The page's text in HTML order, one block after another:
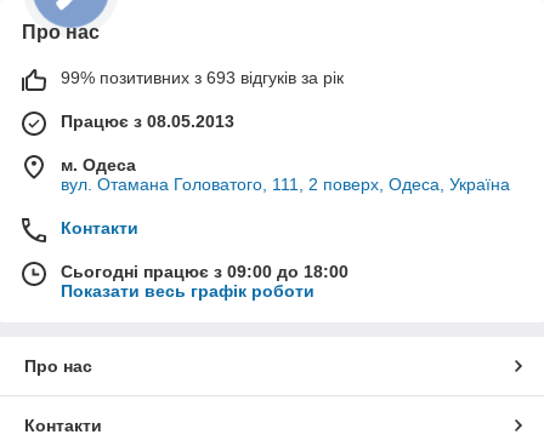
Про нас
99% позитивних з 693 відгуків за рік
Працює з 08.05.2013
м. Одеса
вул. Отамана Головатого, 111, 2 поверх, Одеса, Україна
Контакти
Сьогодні працює з 09:00 до 18:00
Показати весь графік роботи
Про нас
Контакти